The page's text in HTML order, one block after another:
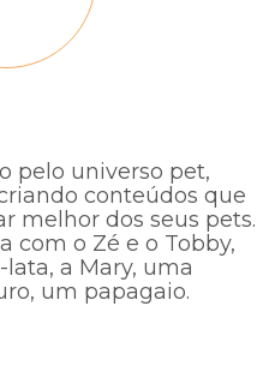
pelo universo pet,
conteúdos que
melhor dos seus pets.
com o Zé e o Tobby,
a Mary, uma
um papagaio.